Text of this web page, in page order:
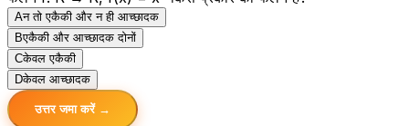
Aन तो एकैकी और न ही आच्छादक
Bएकैकी और आच्छादक दोनों
Cकेवल एकैकी
Dकेवल आच्छादक
उत्तर जमा करें →